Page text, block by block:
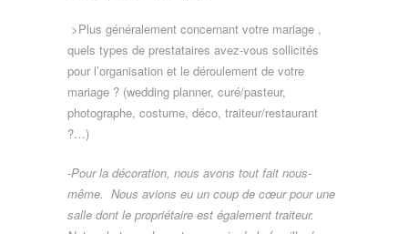
>Plus généralement concernant votre mariage ,
quels types de prestataires avez-vous sollicités
pour l’organisation et le déroulement de votre
mariage ? (wedding planner, curé/pasteur,
photographe, costume, déco, traiteur/restaurant
?…)
-Pour la décoration, nous avons tout fait nous-
même. Nous avions eu un coup de cœur pour une
salle dont le propriétaire est également traiteur.